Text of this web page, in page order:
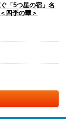
「5つ星の宿」名
四季の華＞